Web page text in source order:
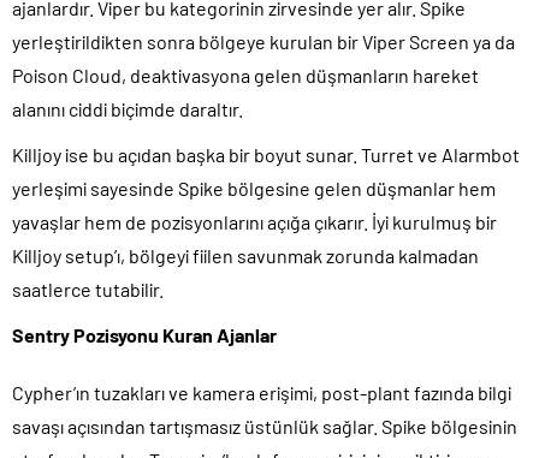
ajanlardır. Viper bu kategorinin zirvesinde yer alır. Spike
yerleştirildikten sonra bölgeye kurulan bir Viper Screen ya da
Poison Cloud, deaktivasyona gelen düşmanların hareket
alanını ciddi biçimde daraltır.
Killjoy ise bu açıdan başka bir boyut sunar. Turret ve Alarmbot
yerleşimi sayesinde Spike bölgesine gelen düşmanlar hem
yavaşlar hem de pozisyonlarını açığa çıkarır. İyi kurulmuş bir
Killjoy setup’ı, bölgeyi fiilen savunmak zorunda kalmadan
saatlerce tutabilir.
Sentry Pozisyonu Kuran Ajanlar
Cypher’ın tuzakları ve kamera erişimi, post-plant fazında bilgi
savaşı açısından tartışmasız üstünlük sağlar. Spike bölgesinin